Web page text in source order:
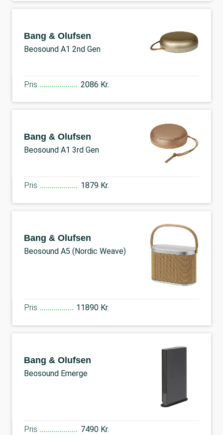
Bang & Olufsen
Beosound A1 2nd Gen
Pris 2086 Kr.
Bang & Olufsen
Beosound A1 3rd Gen
Pris 1879 Kr.
Bang & Olufsen
Beosound A5 (Nordic Weave)
Pris 11890 Kr.
Bang & Olufsen
Beosound Emerge
Pris 7490 Kr.